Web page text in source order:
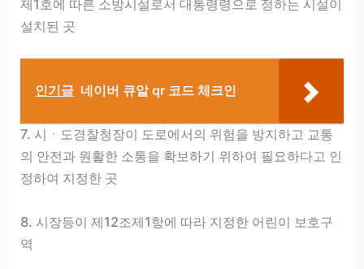
제1호에 따른 소방시설로서 대통령령으로 정하는 시설이
설치된 곳
인기글 네이버 큐알 qr 코드 체크인
7. 시ㆍ도경찰청장이 도로에서의 위험을 방지하고 교통
의 안전과 원활한 소통을 확보하기 위하여 필요하다고 인
정하여 지정한 곳
8. 시장등이 제12조제1항에 따라 지정한 어린이 보호구
역